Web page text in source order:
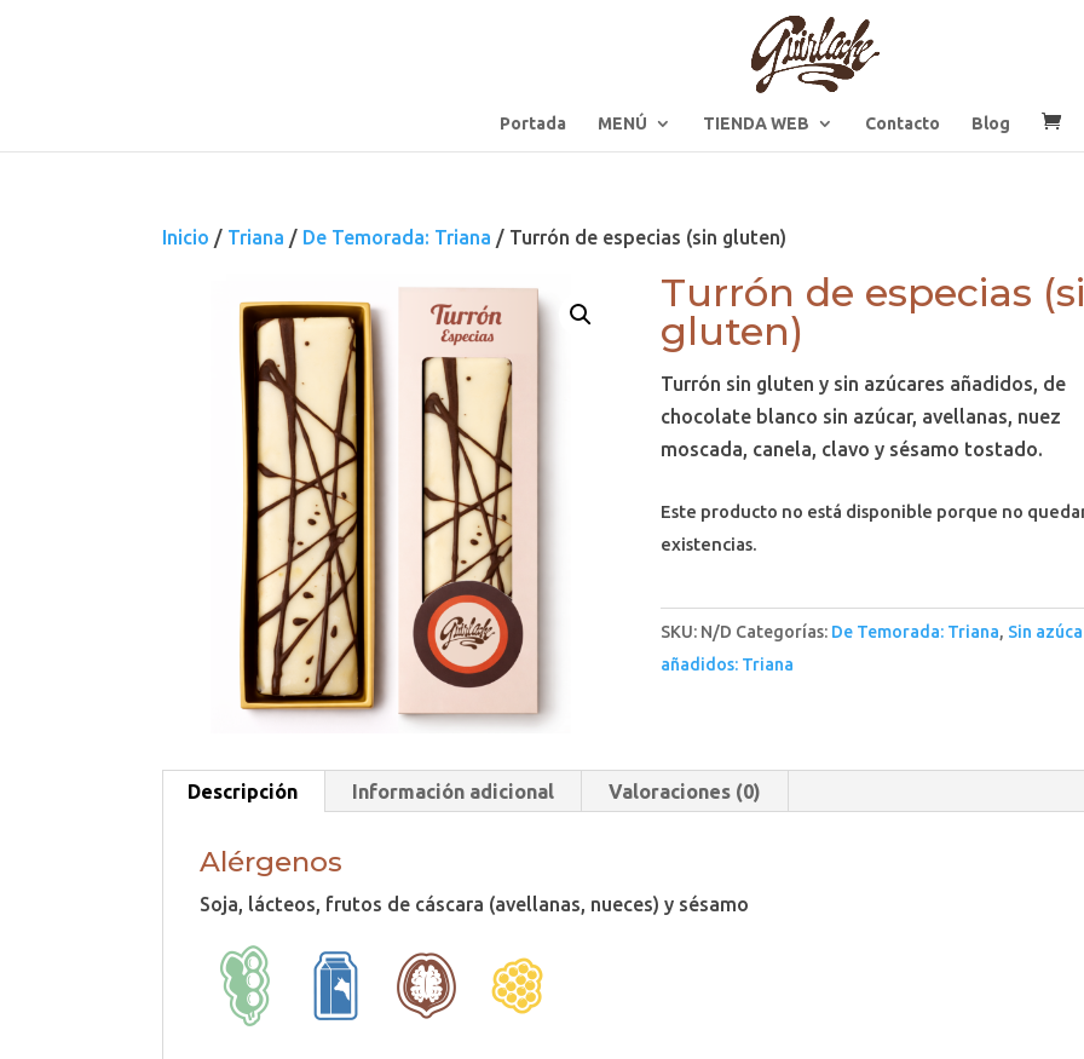
Portada MENÚ TIENDA WEB Contacto Blog
Inicio / Triana / De Temorada: Triana / Turrón de especias (sin gluten)
Turrón de especias
gluten)
Turrón sin gluten y sin azúcares añadidos, de
chocolate blanco sin azúcar, avellanas, nuez
moscada, canela, clavo y sésamo tostado.
Este producto no está disponible porque no
existencias.
SKU: N/D Categorías: De Temorada: Triana, Sin
añadidos: Triana
Descripción Información adicional Valoraciones (0)
Alérgenos
Soja, lácteos, frutos de cáscara (avellanas, nueces) y sésamo